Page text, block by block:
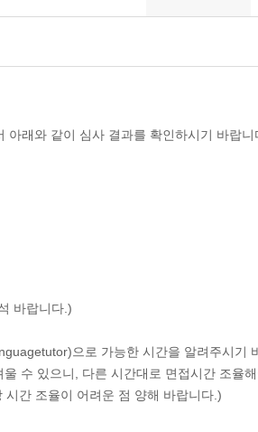
래와 같이 심사 결과를 확인하시기 바랍
바랍니다.)
으로 가능한 시간을 알려주시기
수 있으니, 다른 시간대로 면접시간 조율해
간 조율이 어려운 점 양해 바랍니다.)